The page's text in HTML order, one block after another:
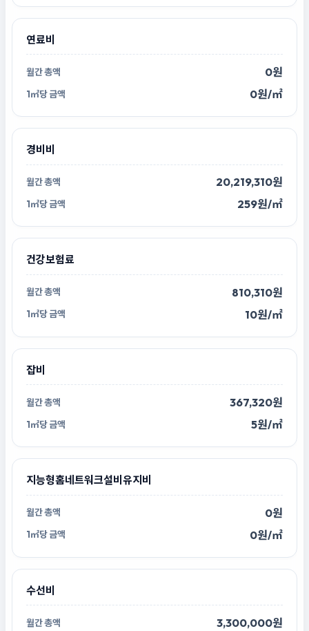
연료비
0원
0원/㎡
경비비
20,219,310원
259원/㎡
건강보험료
810,310원
10원/㎡
잡비
367,320원
5원/㎡
지능형홈네트워크설비유지비
0원
0원/㎡
수선비
3,300,000원